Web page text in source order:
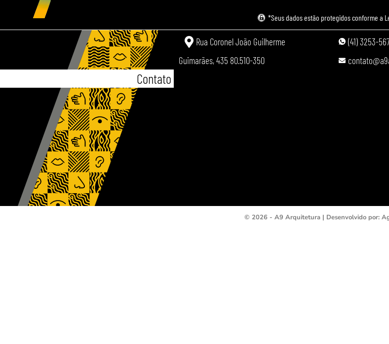
*Seus dados estão protegidos conforme a
Contato
Rua Coronel João Guilherme
Guimarães, 435 80.510-350
(41) 3253-
© 2026 - A9 Arquitetura | Desenvolvido por: